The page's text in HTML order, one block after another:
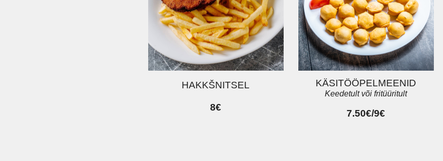
HAKKŠNITSEL
8€
KÄSITÖÖPELMEENID
Keedetult või fritüüritult
7.50€/9€